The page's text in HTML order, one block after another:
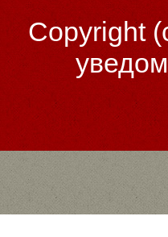
Copyright